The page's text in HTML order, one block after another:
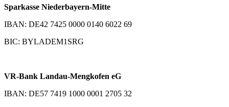
Sparkasse Niederbayern-Mitte
IBAN: DE42 7425 0000 0140 6022 69
BIC: BYLADEM1SRG
VR-Bank Landau-Mengkofen eG
IBAN: DE57 7419 1000 0001 2705 32